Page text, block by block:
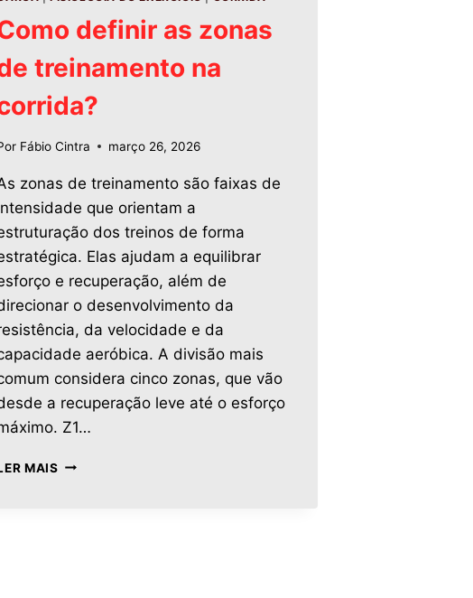
definir as zonas
treinamento na
Fábio Cintra março 26, 2026
zonas de treinamento são faixas de
que orientam a
dos treinos de forma
Elas ajudam a equilibrar
e recuperação, além de
o desenvolvimento da
da velocidade e da
aeróbica. A divisão mais
considera cinco zonas, que vão
a recuperação leve até o esforço
Z1…
MAIS